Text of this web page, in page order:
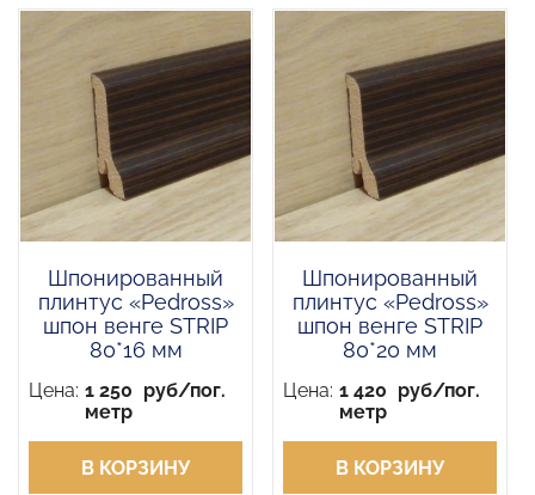
Шпонированный
плинтус «Pedross»
шпон венге STRIP
80*16 мм
Цена: 1 250 руб/пог.
метр
В КОРЗИНУ
Шпонированный
плинтус «Pedross»
шпон венге STRIP
80*20 мм
Цена: 1 420 руб/пог.
метр
В КОРЗИНУ